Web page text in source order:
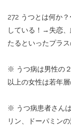
272 うつとは何か
している！→失恋
たるといったプラ
※ うつ病は男性の
以上の女性は若年
※ うつ病患者さん
リン、ドーパミン